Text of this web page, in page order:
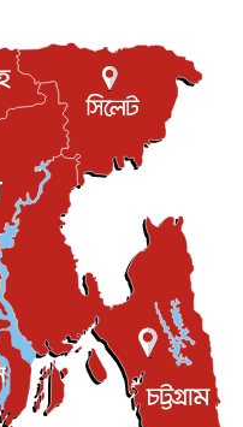
৮ আগস্ট, ২০২৬
বার্সার কাছে কত চাইল ম্যানসিটি
মূল্যে দেখা যাবে ৬ সিনেমা
৮ আগস্ট, ২০২৬
খুতবা : “কুরআন হোক জীবন দেখার
৭ আগস্ট, ২০২৬
এনওয়াইপিডির উচ্চপদস্থ কর্মকর্তা
৬ আগস্ট, ২০২৬